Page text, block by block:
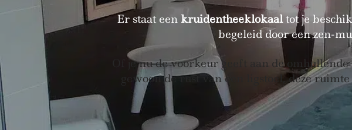
Er staat een kruidentheeklokaaltot je
begeleid door een zen-
Of je nu de voorkeur geeft aan de
gewoon de rust van een ligstoel, deze